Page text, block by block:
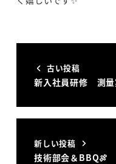
古い投稿
新入社員研修 測
新しい投稿
技術部会＆BBQ🍖